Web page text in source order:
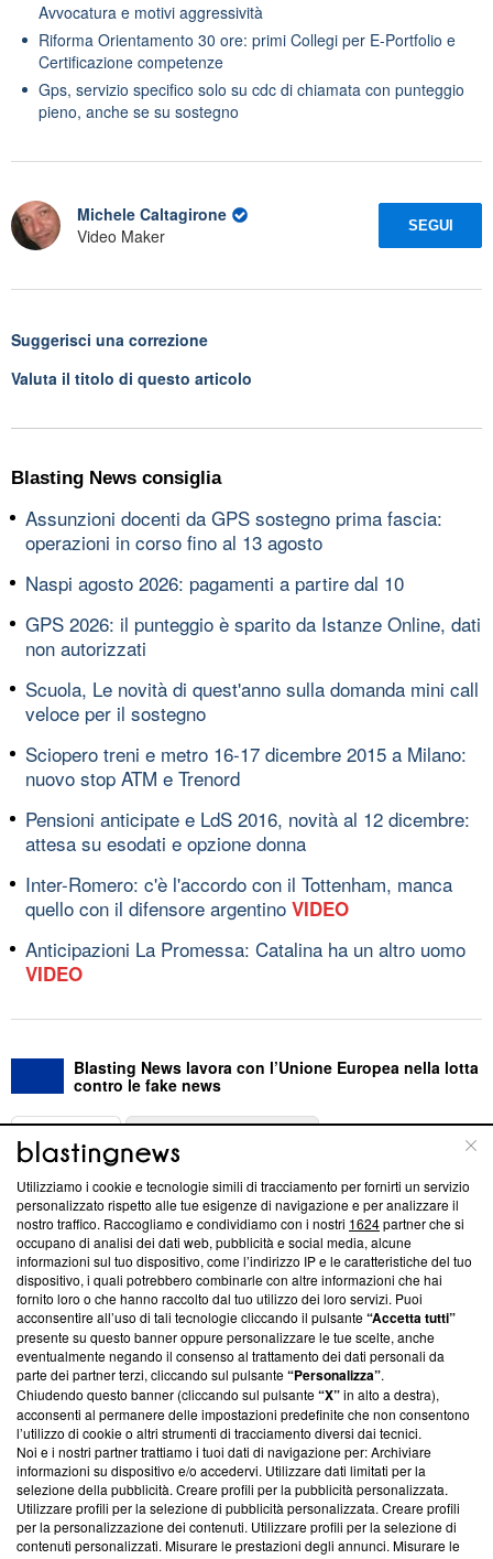
Avvocatura e motivi aggressività
Riforma Orientamento 30 ore: primi Collegi per E-Portfolio e
Certificazione competenze
Gps, servizio specifico solo su cdc di chiamata con punteggio
pieno, anche se su sostegno
Michele Caltagirone
Video Maker
SEGUI
Suggerisci una correzione
Valuta il titolo di questo articolo
Blasting News consiglia
Assunzioni docenti da GPS sostegno prima fascia:
operazioni in corso fino al 13 agosto
Naspi agosto 2026: pagamenti a partire dal 10
GPS 2026: il punteggio è sparito da Istanze Online, dati
non autorizzati
Scuola, Le novità di quest'anno sulla domanda mini call
veloce per il sostegno
Sciopero treni e metro 16-17 dicembre 2015 a Milano:
nuovo stop ATM e Trenord
Pensioni anticipate e LdS 2016, novità al 12 dicembre:
attesa su esodati e opzione donna
Inter-Romero: c'è l'accordo con il Tottenham, manca
quello con il difensore argentino VIDEO
Anticipazioni La Promessa: Catalina ha un altro uomo
VIDEO
Blasting News lavora con l’Unione Europea nella lotta
contro le fake news
ABOUT
Questa sezione offre informazioni trasparenti su Blasting
News, sui nostri processi editoriali e su come ci impegniamo a
creare news di qualità. Inoltre, afferma la nostra aderenza a
‘Trust Project - News with Integrity’Blasting News non è
ancora membro del programma, ma ha richiesto di farne
parte; Trust Project non ha ancora effettuato una verifica di
conformità agli standard.
Su di noi
Team editoriale
Corporate
Redazione
Informativa Privacy
Utilizziamo i cookie e tecnologie simili di tracciamento per fornirti un servizio
personalizzato rispetto alle tue esigenze di navigazione e per analizzare il
nostro traffico. Raccogliamo e condividiamo con i nostri 1624partner che si
occupano di analisi dei dati web, pubblicità e social media, alcune
informazioni sul tuo dispositivo, come l’indirizzo IP e le caratteristiche del tuo
dispositivo, i quali potrebbero combinarle con altre informazioni che hai
fornito loro o che hanno raccolto dal tuo utilizzo dei loro servizi. Puoi
acconsentire all’uso di tali tecnologie cliccando il pulsante“Accetta tutti”
presente su questo banner oppure personalizzare le tue scelte, anche
eventualmente negando il consenso al trattamento dei dati personali da
parte dei partner terzi, cliccando sul pulsante“Personalizza”.
Chiudendo questo banner (cliccando sul pulsante“X”in alto a destra),
acconsenti al permanere delle impostazioni predefinite che non consentono
l’utilizzo di cookie o altri strumenti di tracciamento diversi dai tecnici.
Noi e i nostri partner trattiamo i tuoi dati di navigazione per: Archiviare
informazioni su dispositivo e/o accedervi. Utilizzare dati limitati per la
selezione della pubblicità. Creare profili per la pubblicità personalizzata.
Utilizzare profili per la selezione di pubblicità personalizzata. Creare profili
per la personalizzazione dei contenuti. Utilizzare profili per la selezione di
contenuti personalizzati. Misurare le prestazioni degli annunci. Misurare le